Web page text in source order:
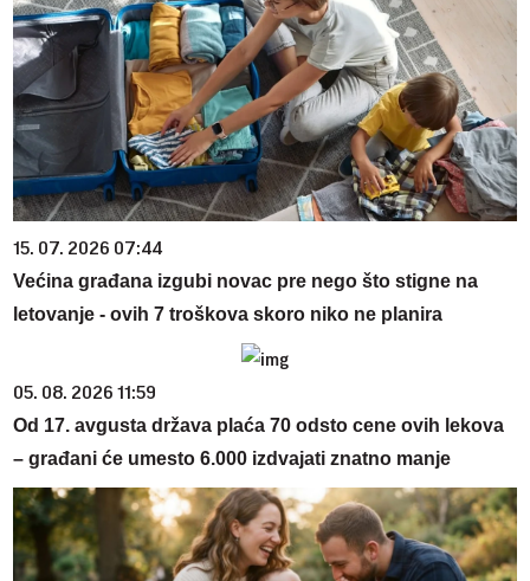
15. 07. 2026 07:44
Većina građana izgubi novac pre nego što stigne na
letovanje - ovih 7 troškova skoro niko ne planira
05. 08. 2026 11:59
Od 17. avgusta država plaća 70 odsto cene ovih lekova
– građani će umesto 6.000 izdvajati znatno manje